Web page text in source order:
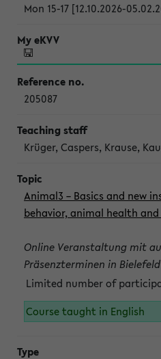
Mon 15-17 [12.10.2026-
205087
Krüger, Caspers, Krause,
Animal3 – Basics and new
behavior, animal health
Online Veranstaltung mit
Präsenzterminen in Bielefeld
Limited number of
Course taught in English